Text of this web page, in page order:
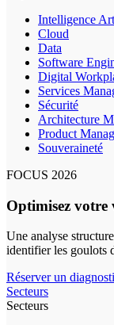
Intelligence
Cloud
Data
Software
Digital
Services
Sécurité
Architecture
Product
Souveraineté
FOCUS 2026
Optimisez votre
Une analyse
identifier les goulots
Réserver un
Secteurs
Secteurs